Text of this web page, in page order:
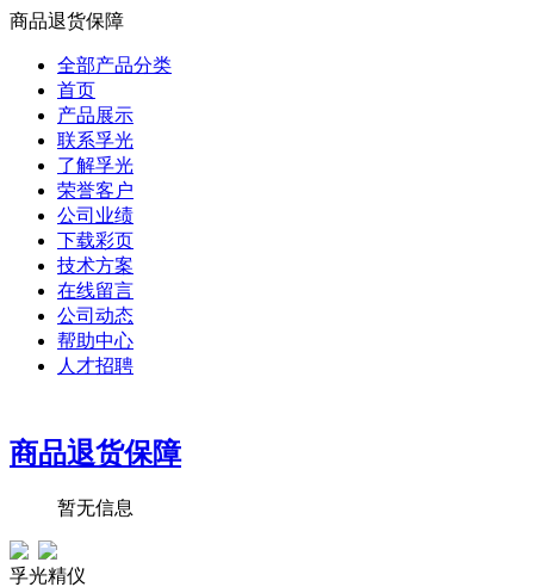
商品退货保障
全部产品分类
首页
产品展示
联系孚光
了解孚光
荣誉客户
公司业绩
下载彩页
技术方案
在线留言
公司动态
帮助中心
人才招聘
商品退货保障
暂无信息
孚光精仪